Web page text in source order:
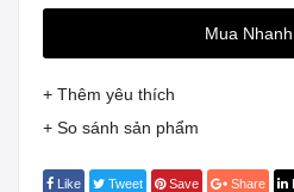
Mua Nhanh
+ Thêm yêu thích
+ So sánh sản phẩm
Like Tweet Save Share